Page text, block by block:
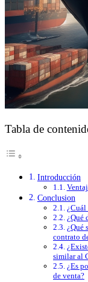
Tabla de
Introducción
Conclusion
¿Cuál
¿Qué
¿Qué
contrato
similar al
¿Es
de venta?